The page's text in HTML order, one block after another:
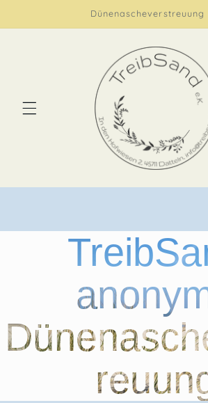
Dünenascheverstreuung